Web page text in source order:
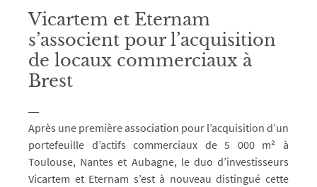
Vicartem et Eternam
s’associent pour l’acquisition
de locaux commerciaux à
Brest
Après une première association pour l’acquisition d’un
portefeuille d’actifs commerciaux de 5 000 m² à
Toulouse, Nantes et Aubagne, le duo d’investisseurs
Vicartem et Eternam s’est à nouveau distingué cette